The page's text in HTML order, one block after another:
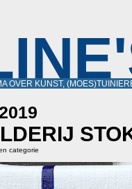
OVER KUNST,
categorie